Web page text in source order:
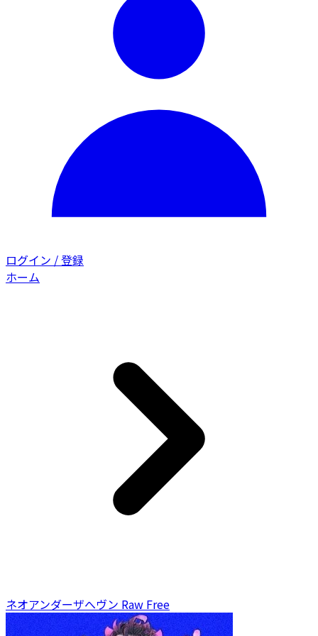
ログイン / 登録
ホーム
ネオアンダーザへヴン Raw Free